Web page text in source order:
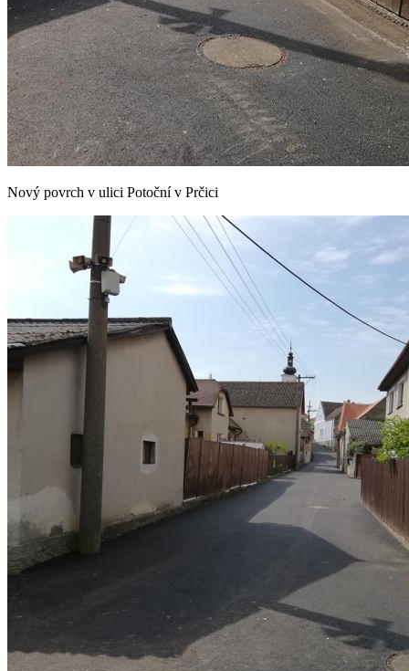
Nový povrch v ulici Potoční v Prčici